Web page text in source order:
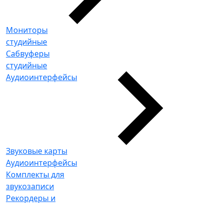
Мониторы
студийные
Сабвуферы
студийные
Аудиоинтерфейсы
Звуковые карты
Аудиоинтерфейсы
Комплекты для
звукозаписи
Рекордеры и